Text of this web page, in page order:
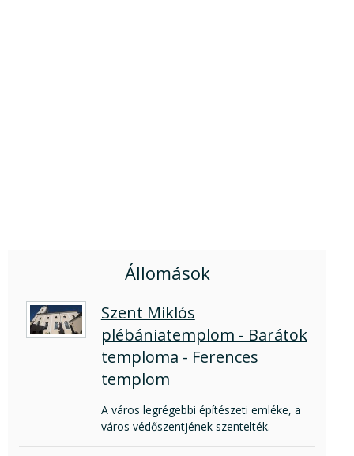
Állomások
Szent Miklós
plébániatemplom - Barátok
temploma - Ferences
templom
A város legrégebbi építészeti emléke, a
város védőszentjének szentelték.